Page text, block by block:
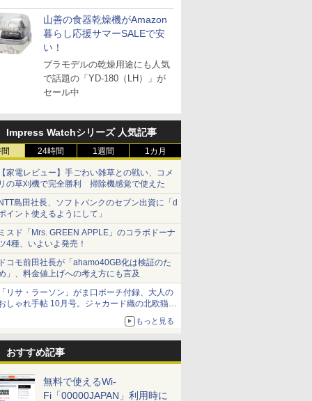
山善の食器乾燥機がAmazon
暮らし応援サマーSALEで安
い！
プラモデルの乾燥用途にも人気
で話題の「YD-180（LH）」が
セール中
Impress Watchシリーズ 人気記事
24時間 1週間 1カ月
家電レビュー】手ごわい雑草との戦い、コメ
の草刈機で完全勝利 掃除機感覚で使えた
島田社長、ソフトバンクのセブン出資に「d
イント使えるようにして」
スド「Mrs. GREEN APPLE」のコラボドーナ
4種、いよいよ発売！
コモ前田社長が「ahamo40GB化は検証のた
」、料金値上げへの考え方にも言及
リサ・ラーソン」がま口ポーチ付録、大人の
しゃれ手帖 10月号。ジャカード織の北欧猫デ
もっと見る
おすすめ記事
無料で使えるWi-
Fi「00000JAPAN」利用時に